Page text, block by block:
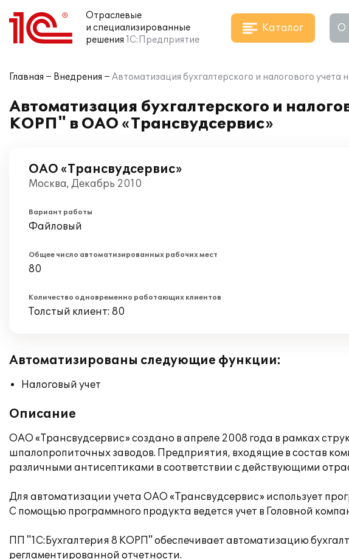
Отраслевые
и специализированные
решения 1С:Предприятие
Каталог О
Главная Внедрения Автоматизация бухгалтерского и налогового
Автоматизация бухгалтерского и
КОРП" в ОАО «Трансвудсервис»
ОАО «Трансвудсервис»
Москва, Декабрь 2010
Вариант работы
Файловый
Общее число автоматизированных рабочих мест
80
Количество одновременно работающих клиентов
Толстый клиент: 80
Автоматизированы следующие функции:
Налоговый учет
Описание
ОАО «Трансвудсервис» создано в апреле 2008 года в рамках
шпалопропиточных заводов. Предприятия, входящие в состав
различными антисептиками в соответствии с действующими
Для автоматизации учета ОАО «Трансвудсервис» использует
С помощью программного продукта ведется учет в Головной
ПП "1С:Бухгалтерия 8 КОРП" обеспечивает автоматизацию
регламентированной отчетности.